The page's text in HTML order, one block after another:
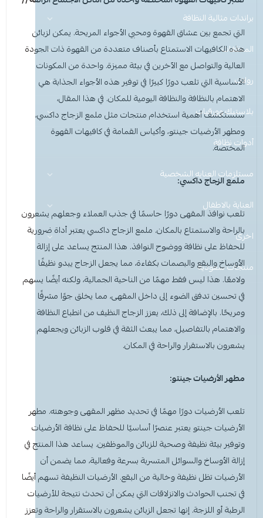
منظفات ومستلزمات المغسلة
سجاد ومفروشات
نظافة اليدين والعناية
غسيل الأطباق (يدوي وآلي)
مزيلات الشحوم
مطهرات ومعقمات
معادن وزجاج ولمعان الأسطح
عرض الكل
منظفات منزلية
عرض الكل
منظفات ارضيات
منظفات ملابس
منظفات صحون
منظفات اليدين
منظفات دورة المياه
معطر جو
أخرى
ادوات الحماية
عرض الكل
قفازات
كمامات
غطاء راس
غطاء ذراع
قبعة الشيف
مريلة مطبخ
منشفه مايكروفايبر
للمشروبات والماكولات
عرض الكل
صحون بلاستيك
صحون مايكرويف
علب حلويات
قصدير ورول تغليف
سفره واكياس نفايات
ملاعق وشوك وسكاكين
مزاز واعود تحريك
براندات مثالية النظافة
عرض الكل
هيفيا
عرض الكل
قفازات
غطاء راس
غطاء ذراع
قبعة الشيف
نو باك
عرض الكل
الاكواب
قصدير وتغليف
Perfect Hygiene
عرض الكل
شمعة تسخين الطعام
ليفة واسفنج مواعين
مكنسة يد
قشاطة
ممسحه
عربة تنظيف
عصا ممسحه
المنظفات
عرض الكل
منظفات منزلية
عرض الكل
منظفات ارضيات
منظفات ملابس
منظفات صحون
منظفات اليدين
منظفات دورة مياه
معطر ومنعم ملابس
مزيل دهون
منظف زجاج ومتعدد الاستخدام
رولات
عرض الكل
تغليف وقصدير
رول مايكروفايبر
رول سفره ونفايات
ورق كاشير رول
بلاستيك وورقيات
عرض الكل
صحون بلاستيك
ملاعق وشوك وسكاكين
اكواب
مزاز واعواد تحريك
أدوات نظافة
مستلزمات العنايه الشخصية
عرض الكل
ادوات حماية
عرض الكل
قفازات
كمامات
قبعة الشيف
مريله مطبخ
ادوات عناية
عرض الكل
لوشن وكريم
معجون اسنان
منشفه استخدام مرة واحدة
العناية بالاطفال
عرض الكل
شامبو اطفال
كولونيا
بودرة اطفال
اخرى
عرض الكل
شمعة تسخين الطعام
الحطب
منتجات سعودية
التي تجمع بين عشاق القهوة ومحبي الأجواء المريحة. يمكن لزبائن
هذهالكافيهاتالاستمتاع بأصناف متعددة من القهوة ذات الجودة
العالية والتواصل مع الآخرين في بيئة مميزة. واحدة من المكونات
الأساسية التي تلعب دورًا كبيرًا في توفير هذه الأجواء الجذابة هي
الاهتمام بالنظافة والنظافة اليومية للمكان. في هذا المقال،
سنستكشف أهمية استخدام منتجات مثل ملمع الزجاج داكسي،
ومطهر الأرضيات جينتو، وأكياس القمامة في كافيهات القهوة
المختصة.
ملمع الزجاج داكسي:
تلعب نوافذالمقهىدورًا حاسمًا في جذب العملاء وجعلهم يشعرون
بالراحة والاستمتاع بالمكان. ملمع الزجاج داكسي يعتبر أداة ضرورية
للحفاظ على نظافة ووضوح النوافذ. هذا المنتج يساعد على إزالة
الأوساخ والبقع والبصمات بكفاءة، مما يجعل الزجاج يبدو نظيفًا
ولامعًا. هذا ليس فقط مهمًا من الناحية الجمالية، ولكنه أيضًا يسهم
في تحسين تدفق الضوء إلى داخل المقهى، مما يخلق جوًا مشرقًا
ومريحًا. بالإضافة إلى ذلك، يعزز الزجاج النظيف من انطباع النظافة
والاهتمام بالتفاصيل، مما يبعث الثقة في قلوب الزبائن ويجعلهم
يشعرون بالاستقرار والراحة في المكان.
مطهر الأرضيات جينتو:
تلعب الأرضيات دورًا مهمًا في تحديد مظهر المقهى وجوهته. مطهر
الأرضيات جينتو يعتبر عنصرًا أساسيًا للحفاظ على نظافة الأرضيات
وتوفير بيئة نظيفة وصحية للزبائن والموظفين. يساعد هذا المنتج في
إزالة الأوساخ والسوائل المتسربة بسرعة وفعالية، مما يضمن أن
الأرضيات تظل نظيفة وخالية من البقع. الأرضيات النظيفة تسهم أيضًا
في تجنب الحوادث والانزلاقات التي يمكن أن تحدث نتيجة للأرضيات
الرطبة أو اللزجة. إنها تجعل الزبائن يشعرون بالاستقرار والراحة وتعزز